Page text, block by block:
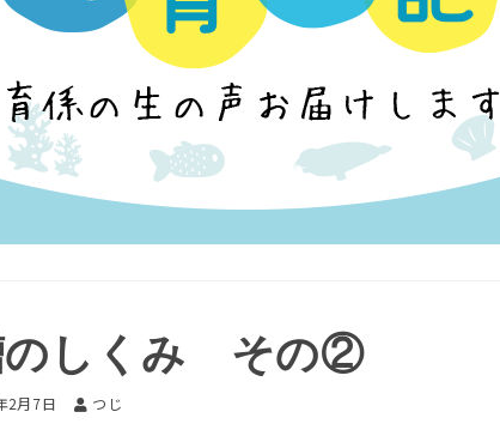
のしくみ その②
2月7日 つじ